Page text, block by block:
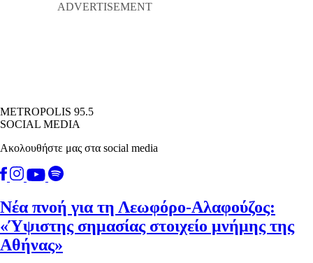
METROPOLIS 95.5
SOCIAL MEDIA
Ακολουθήστε μας στα social media
Νέα πνοή για τη Λεωφόρο-Αλαφούζος:
«Ύψιστης σημασίας στοιχείο μνήμης της
Αθήνας»